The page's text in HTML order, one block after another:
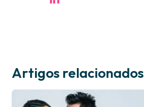
Artigos relacionados